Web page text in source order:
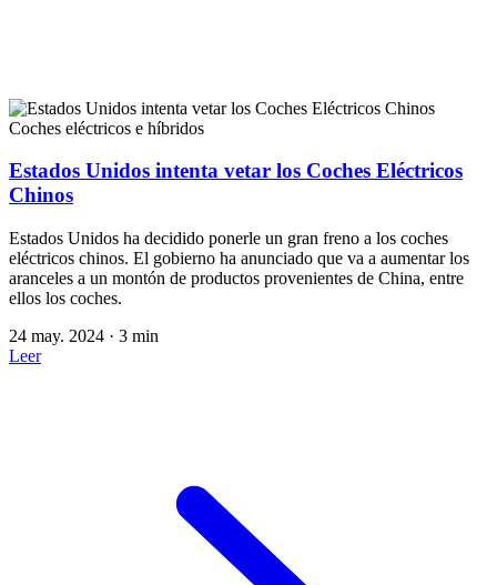
Coches eléctricos e híbridos
Estados Unidos intenta vetar los Coches Eléctricos
Chinos
Estados Unidos ha decidido ponerle un gran freno a los coches
eléctricos chinos. El gobierno ha anunciado que va a aumentar los
aranceles a un montón de productos provenientes de China, entre
ellos los coches.
24 may. 2024 · 3 min
Leer